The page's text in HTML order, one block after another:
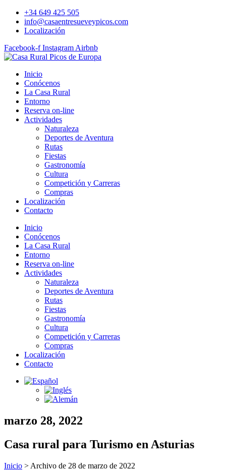
contenido
+34 649 425 505
info@casaentresueveypicos.com
Localización
Facebook-f Instagram Airbnb
Inicio
Conócenos
La Casa Rural
Entorno
Reserva on-line
Actividades
Naturaleza
Deportes de Aventura
Rutas
Fiestas
Gastronomía
Cultura
Competición y Carreras
Compras
Localización
Contacto
Inicio
Conócenos
La Casa Rural
Entorno
Reserva on-line
Actividades
Naturaleza
Deportes de Aventura
Rutas
Fiestas
Gastronomía
Cultura
Competición y Carreras
Compras
Localización
Contacto
marzo 28, 2022
Casa rural para Turismo en Asturias
Inicio > Archivo de 28 de marzo de 2022